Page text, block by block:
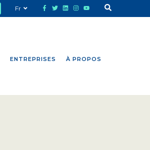
ENTREPRISES À PROPOS
Fr